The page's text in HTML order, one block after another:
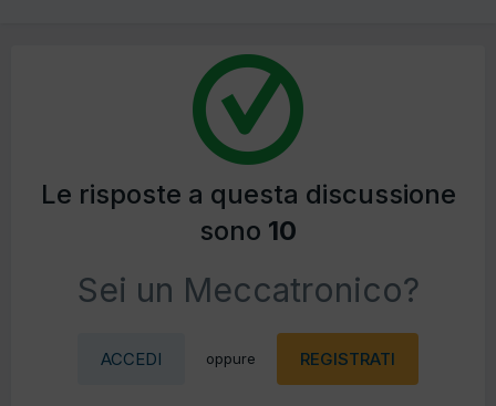
Le risposte a questa discussione
sono 10
Sei un Meccatronico?
ACCEDI oppure REGISTRATI